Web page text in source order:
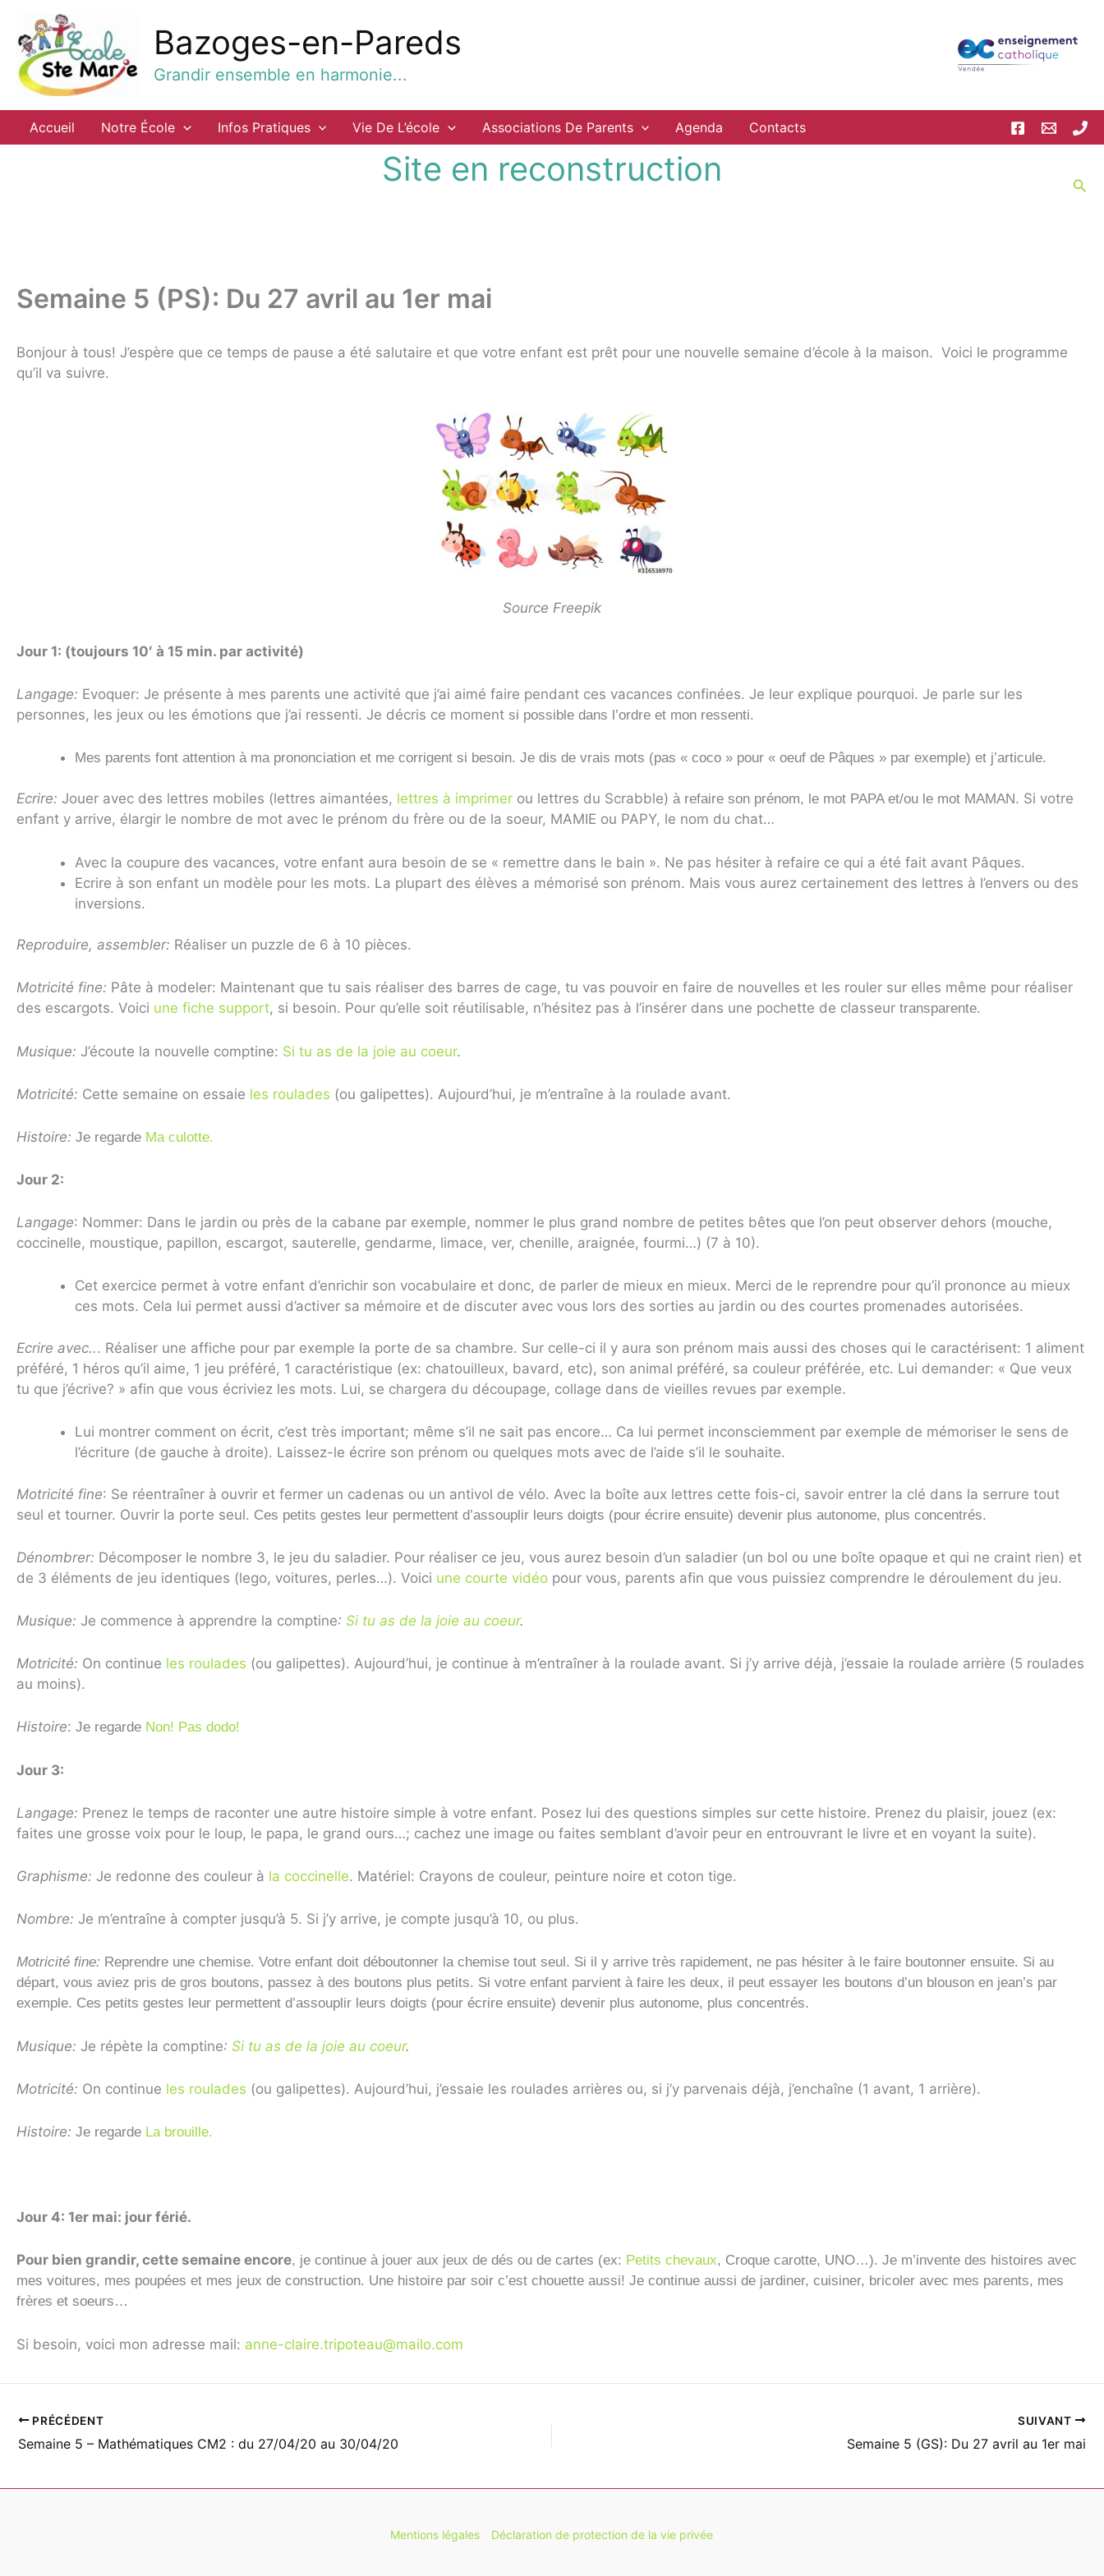
contenu
Bazoges-en-Pareds
Grandir ensemble en harmonie...
Accueil Notre École Infos Pratiques Vie De L’école Associations De Parents Agenda Contacts
Site en reconstruction
Semaine 5 (PS): Du 27 avril au 1er mai
Bonjour à tous! J’espère que ce temps de pause a été salutaire et que votre enfant est prêt pour une nouvelle semaine d’école à la maison. Voici le programme
qu’il va suivre.
Source Freepik
Jour 1: (toujours 10′ à 15 min. par activité)
Langage: Evoquer: Je présente à mes parents une activité que j’ai aimé faire pendant ces vacances confinées. Je leur explique pourquoi. Je parle sur les
personnes, les jeux ou les émotions que j’ai ressenti. Je décris ce moment si possible dans l’ordre et mon ressenti.
Mes parents font attention à ma prononciation et me corrigent si besoin. Je dis de vrais mots (pas « coco » pour « oeuf de Pâques » par exemple) et j’articule.
Ecrire: Jouer avec des lettres mobiles (lettres aimantées, lettres à imprimer ou lettres du Scrabble) à refaire son prénom, le mot PAPA et/ou le mot MAMAN. Si votre
enfant y arrive, élargir le nombre de mot avec le prénom du frère ou de la soeur, MAMIE ou PAPY, le nom du chat…
Avec la coupure des vacances, votre enfant aura besoin de se « remettre dans le bain ». Ne pas hésiter à refaire ce qui a été fait avant Pâques.
Ecrire à son enfant un modèle pour les mots. La plupart des élèves a mémorisé son prénom. Mais vous aurez certainement des lettres à l’envers ou des
inversions.
Reproduire, assembler: Réaliser un puzzle de 6 à 10 pièces.
Motricité fine: Pâte à modeler: Maintenant que tu sais réaliser des barres de cage, tu vas pouvoir en faire de nouvelles et les rouler sur elles même pour réaliser
des escargots. Voici une fiche support, si besoin. Pour qu’elle soit réutilisable, n’hésitez pas à l’insérer dans une pochette de classeur transparente.
Musique: J’écoute la nouvelle comptine: Si tu as de la joie au coeur.
Motricité: Cette semaine on essaie les roulades (ou galipettes). Aujourd’hui, je m’entraîne à la roulade avant.
Histoire: Je regarde Ma culotte.
Jour 2:
Langage: Nommer: Dans le jardin ou près de la cabane par exemple, nommer le plus grand nombre de petites bêtes que l’on peut observer dehors (mouche,
coccinelle, moustique, papillon, escargot, sauterelle, gendarme, limace, ver, chenille, araignée, fourmi…) (7 à 10).
Cet exercice permet à votre enfant d’enrichir son vocabulaire et donc, de parler de mieux en mieux. Merci de le reprendre pour qu’il prononce au mieux
ces mots. Cela lui permet aussi d’activer sa mémoire et de discuter avec vous lors des sorties au jardin ou des courtes promenades autorisées.
Ecrire avec... Réaliser une affiche pour par exemple la porte de sa chambre. Sur celle-ci il y aura son prénom mais aussi des choses qui le caractérisent: 1 aliment
préféré, 1 héros qu’il aime, 1 jeu préféré, 1 caractéristique (ex: chatouilleux, bavard, etc), son animal préféré, sa couleur préférée, etc. Lui demander: « Que veux
tu que j’écrive? » afin que vous écriviez les mots. Lui, se chargera du découpage, collage dans de vieilles revues par exemple.
Lui montrer comment on écrit, c’est très important; même s’il ne sait pas encore… Ca lui permet inconsciemment par exemple de mémoriser le sens de
l’écriture (de gauche à droite). Laissez-le écrire son prénom ou quelques mots avec de l’aide s’il le souhaite.
Motricité fine: Se réentraîner à ouvrir et fermer un cadenas ou un antivol de vélo. Avec la boîte aux lettres cette fois-ci, savoir entrer la clé dans la serrure tout
seul et tourner. Ouvrir la porte seul. Ces petits gestes leur permettent d’assouplir leurs doigts (pour écrire ensuite) devenir plus autonome, plus concentrés.
Dénombrer: Décomposer le nombre 3, le jeu du saladier. Pour réaliser ce jeu, vous aurez besoin d’un saladier (un bol ou une boîte opaque et qui ne craint rien) et
de 3 éléments de jeu identiques (lego, voitures, perles…). Voici une courte vidéo pour vous, parents afin que vous puissiez comprendre le déroulement du jeu.
Musique: Je commence à apprendre la comptine: Si tu as de la joie au coeur.
Motricité: On continue les roulades (ou galipettes). Aujourd’hui, je continue à m’entraîner à la roulade avant. Si j’y arrive déjà, j’essaie la roulade arrière (5 roulades
au moins).
Histoire: Je regarde Non! Pas dodo!
Jour 3:
Langage: Prenez le temps de raconter une autre histoire simple à votre enfant. Posez lui des questions simples sur cette histoire. Prenez du plaisir, jouez (ex:
faites une grosse voix pour le loup, le papa, le grand ours…; cachez une image ou faites semblant d’avoir peur en entrouvrant le livre et en voyant la suite).
Graphisme: Je redonne des couleur à la coccinelle. Matériel: Crayons de couleur, peinture noire et coton tige.
Nombre: Je m’entraîne à compter jusqu’à 5. Si j’y arrive, je compte jusqu’à 10, ou plus.
Motricité fine: Reprendre une chemise. Votre enfant doit déboutonner la chemise tout seul. Si il y arrive très rapidement, ne pas hésiter à le faire boutonner ensuite. Si au
départ, vous aviez pris de gros boutons, passez à des boutons plus petits. Si votre enfant parvient à faire les deux, il peut essayer les boutons d’un blouson en jean’s par
exemple. Ces petits gestes leur permettent d’assouplir leurs doigts (pour écrire ensuite) devenir plus autonome, plus concentrés.
Musique: Je répète la comptine: Si tu as de la joie au coeur.
Motricité: On continue les roulades (ou galipettes). Aujourd’hui, j’essaie les roulades arrières ou, si j’y parvenais déjà, j’enchaîne (1 avant, 1 arrière).
Histoire: Je regarde La brouille.
Jour 4: 1er mai: jour férié.
Pour bien grandir, cette semaine encore, je continue à jouer aux jeux de dés ou de cartes (ex: Petits chevaux, Croque carotte, UNO…). Je m’invente des histoires avec
mes voitures, mes poupées et mes jeux de construction. Une histoire par soir c’est chouette aussi! Je continue aussi de jardiner, cuisiner, bricoler avec mes parents, mes
frères et soeurs…
Si besoin, voici mon adresse mail: anne-claire.tripoteau@mailo.com
PRÉCÉDENT
Semaine 5 – Mathématiques CM2 : du 27/04/20 au 30/04/20
SUIVANT
Semaine 5 (GS): Du 27 avril au 1er mai
Mentions légales Déclaration de protection de la vie privée